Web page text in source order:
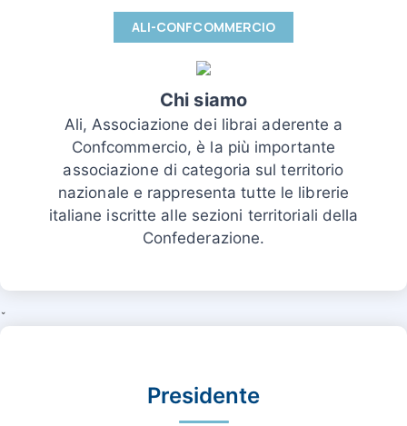
ALI-CONFCOMMERCIO
Chi siamo
Ali, Associazione dei librai aderente a
Confcommercio, è la più importante
associazione di categoria sul territorio
nazionale e rappresenta tutte le librerie
italiane iscritte alle sezioni territoriali della
Confederazione.
ˇ
Presidente